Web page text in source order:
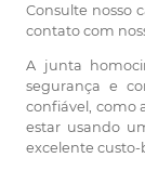
Consulte nosso
contato com
A junta
segurança e
confiável, como
estar usando
excelente custo-